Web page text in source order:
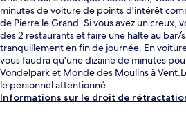
minutes de voiture de points d'intérêt
de Pierre le Grand. Si vous avez un creux,
des 2 restaurants et faire une halte au
tranquillement en fin de journée. En
vous faudra qu'une dizaine de minutes
Vondelpark et Monde des Moulins à
le personnel attentionné.
Informations sur le droit de